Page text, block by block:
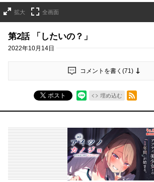
拡大 全画面
第2話 「したいの？」
2022年10月14日
コメントを書く(71)
ポスト 埋め込む
RSSフィード